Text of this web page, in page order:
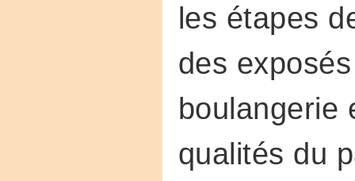
les étapes
des
boulangerie
qualités du